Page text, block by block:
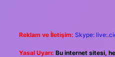
Reklam ve İletişim: Skype:
Yasal Uyarı: Bu internet sitesi,